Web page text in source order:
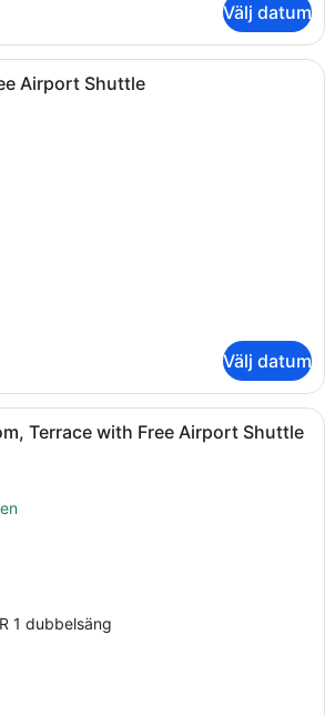
Välj datum
Ett hotellrum med två separata
Airport Shuttle
Välj datum
En innergård med palmer, ett
Terrace with Free Airport Shuttle
1 dubbelsäng